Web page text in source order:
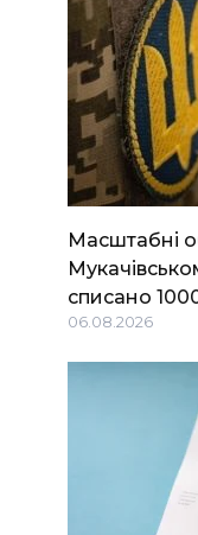
Масштабні
списано
06.08.2026